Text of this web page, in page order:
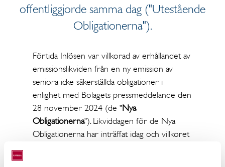
offentliggjorde samma dag ("Utestående
Obligationerna").
Förtida Inlösen var villkorad av erhållandet av
emissionslikviden från en ny emission av
seniora icke säkerställda obligationer i
enlighet med Bolagets pressmeddelande den
28 november 2024 (de "Nya
Obligationerna"). Likviddagen för de Nya
Obligationerna har inträffat idag och villkoret